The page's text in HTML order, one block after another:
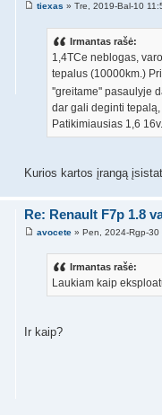
tiexas » Tre, 2019-Bal-10
Irmantas rašė:
1,4TCe neblogas,
tepalus (10000km.)
''greitame'' pasaulyje
dar gali deginti
Patikimiausias 1,6
Kurios kartos įrangą
Re: Renault F7p 1.8
avocete» Pen, 2024-Rgp-30
Irmantas rašė:
Laukiam kaip
Ir kaip?